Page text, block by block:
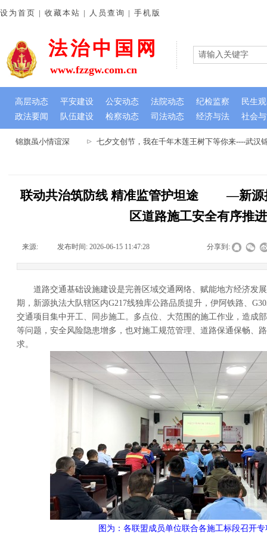
锦旗虽小情谊深 七夕文创节，我在千年木莲王树下等你来----武汉锦
法治中国网
政法要闻 队伍建设 检察动态 司法动态 经济与法 社会
设为首页 | 收藏本站 | 人员查询 | 手机版
www.fzzgw.com.cn
高层动态 平安建设 公安动态 法院动态 纪检监察 民生
联动共治筑防线 精准监管护坦途 —新源
区道路施工安全有序推进
来源: 发布时间: 2026-06-15 11:47:28 分享到:
道路交通基础设施建设是完善区域交通网络、赋能地方经济发
期，新源执法大队辖区内G217线独库公路品质提升，伊阿铁路、
交通项目集中开工、同步施工。多点位、大范围的施工作业，造成
等问题，安全风险隐患增多，也对施工规范管理、道路保通保畅、
求。
图为：各联盟成员单位联合各施工标段召开